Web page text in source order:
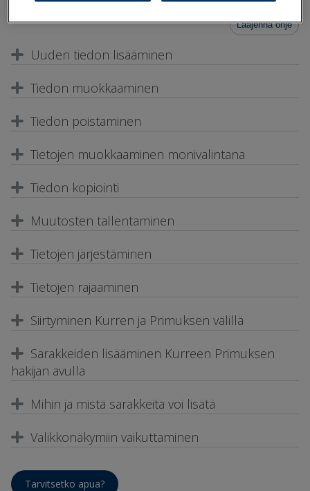
Laajenna ohje
Uuden tiedon lisääminen
Tiedon muokkaaminen
Tiedon poistaminen
Tietojen muokkaaminen monivalintana
Tiedon kopiointi
Muutosten tallentaminen
Tietojen järjestäminen
Tietojen rajaaminen
Siirtyminen Kurren ja Primuksen välillä
Sarakkeiden lisääminen Kurreen Primuksen
hakijan avulla
Mihin ja mistä sarakkeita voi lisätä
Valikkonäkymiin vaikuttaminen
Tarvitsetko apua?